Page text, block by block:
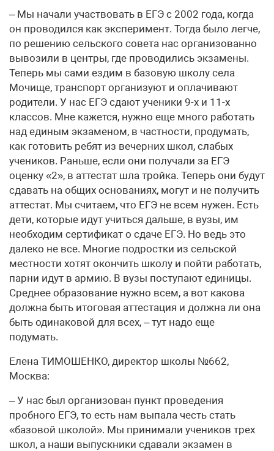
– Мы начали участвовать в ЕГЭ с 2002 года, когда
он проводился как эксперимент. Тогда было легче,
по решению сельского совета нас организованно
вывозили в центры, где проводились экзамены.
Теперь мы сами ездим в базовую школу села
Мочище, транспорт организуют и оплачивают
родители. У нас ЕГЭ сдают ученики 9-х и 11-х
классов. Мне кажется, нужно еще много работать
над единым экзаменом, в частности, продумать,
как готовить ребят из вечерних школ, слабых
учеников. Раньше, если они получали за ЕГЭ
оценку «2», в аттестат шла тройка. Теперь они будут
сдавать на общих основаниях, могут и не получить
аттестат. Мы считаем, что ЕГЭ не всем нужен. Есть
дети, которые идут учиться дальше, в вузы, им
необходим сертификат о сдаче ЕГЭ. Но ведь это
далеко не все. Многие подростки из сельской
местности хотят окончить школу и пойти работать,
парни идут в армию. В вузы поступают единицы.
Среднее образование нужно всем, а вот какова
должна быть итоговая аттестация и должна ли она
быть одинаковой для всех, – тут надо еще
подумать.
Елена ТИМОШЕНКО, директор школы №662,
Москва:
– У нас был организован пункт проведения
пробного ЕГЭ, то есть нам выпала честь стать
«базовой школой». Мы принимали учеников трех
школ, а наши выпускники сдавали экзамен в